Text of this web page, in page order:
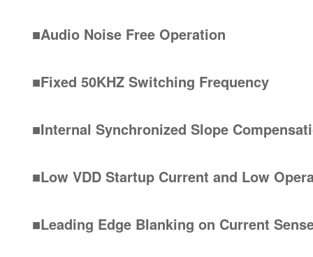
■Audio Noise Free Operation
■Fixed 50KHZ Switching Frequency
■Internal Synchronized Slope
■Low VDD Startup Current and Low
■Leading Edge Blanking on Current